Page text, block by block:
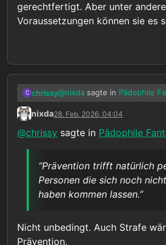
gerechtfertigt. Aber unter
Voraussetzungen können sie es
C chrissy@nixda sagte in Pädophile
auch für alle anderen
und damit auch für euch. Ist
nur meine Meinung.
@nixdasagte inPädophile
In der Politik, geht es
Das ist leider richtig. Aber
ich ja so dass derartige
nixda28. Feb. 2026, 04:04
@chrissy sagte in Pädophile
“Prävention trifft natürlich
Personen die sich noch
haben kommen lassen.”
Nicht unbedingt. Auch Strafe
Prävention.